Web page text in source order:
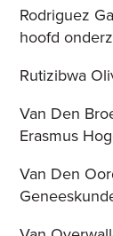
Rodriguez
hoofd
Rutizibwa
Van Den
Erasmus
Van Den